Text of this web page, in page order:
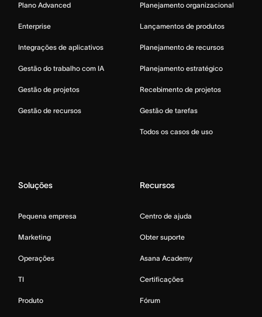
Plano Advanced
Enterprise
Integrações de aplicativos
Gestão do trabalho com IA
Gestão de projetos
Gestão de recursos
Planejamento organizacional
Lançamentos de produtos
Planejamento de recursos
Planejamento estratégico
Recebimento de projetos
Gestão de tarefas
Todos os casos de uso
Soluções
Pequena empresa
Marketing
Operações
TI
Produto
Recursos
Centro de ajuda
Obter suporte
Asana Academy
Certificações
Fórum